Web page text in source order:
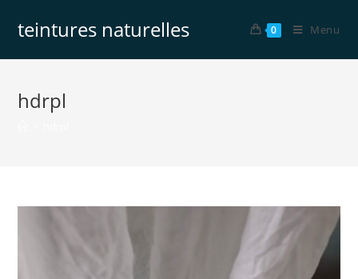
teintures naturelles 0 Menu
hdrpl